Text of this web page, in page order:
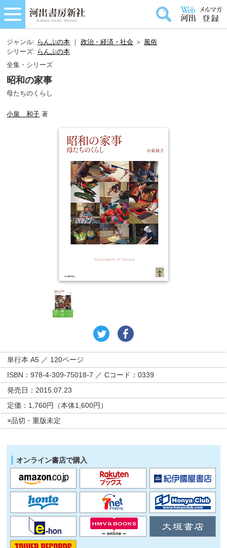
ジャンル: らんぷの本 ｜政治・経済・社会 ＞ 風俗
シリーズ: らんぷの本
全集・シリーズ
昭和の家事
母たちのくらし
小泉 和子 著
単行本 A5 ／ 120ページ
ISBN：978-4-309-75018-7 ／ Cコード：0339
発売日：2015.07.23
定価：1,760円（本体1,600円）
×品切・重版未定
オンライン書店で購入